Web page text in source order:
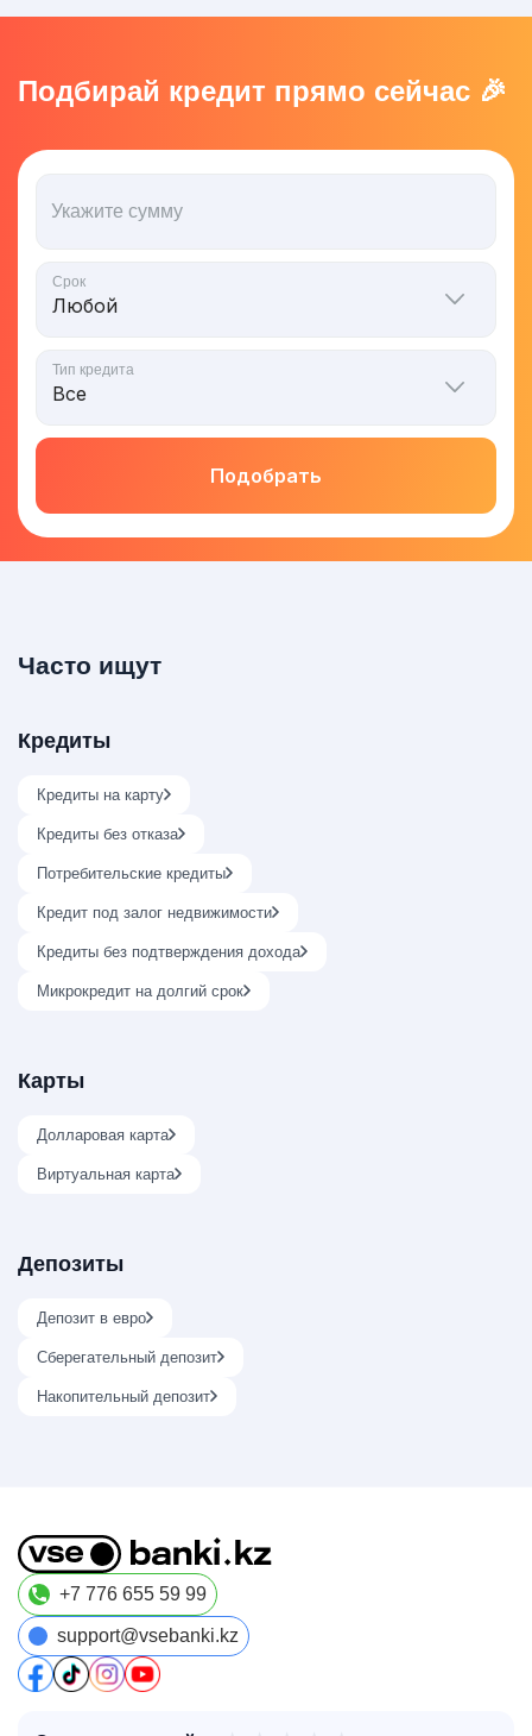
Подбирай кредит прямо сейчас 🎉
Укажите сумму
Срок
Тип кредита
Подобрать
Часто ищут
Кредиты
Кредиты на карту
Кредиты без отказа
Потребительские кредиты
Кредит под залог недвижимости
Кредиты без подтверждения дохода
Микрокредит на долгий срок
Карты
Долларовая карта
Виртуальная карта
Депозиты
Депозит в евро
Сберегательный депозит
Накопительный депозит
+7 776 655 59 99
support@vsebanki.kz